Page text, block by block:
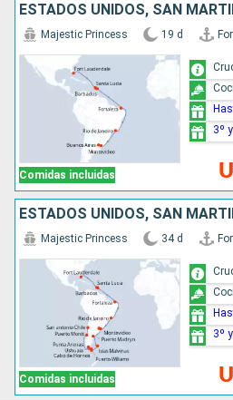
Comidas incluidas
Majestic Princess 19 d
3º
Comidas incluidas
Majestic Princess 34 d
3º